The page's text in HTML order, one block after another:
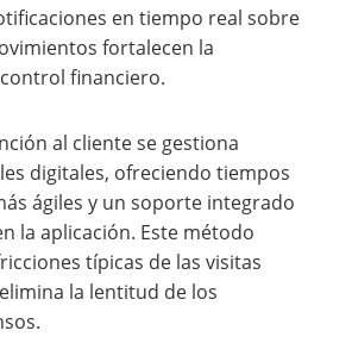
en tiempo real sobre
fortalecen la
financiero.
al cliente se gestiona
digitales, ofreciendo tiempos
ágiles y un soporte integrado
la aplicación. Este método
típicas de las visitas
la lentitud de los